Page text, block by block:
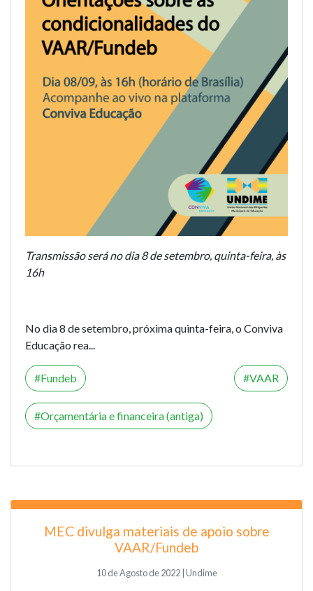
Transmissão será no dia 8 de setembro, quinta-feira, às
16h
No dia 8 de setembro, próxima quinta-feira, o Conviva
Educação rea...
Fundeb VAAR
Orçamentária e financeira (antiga)
MEC divulga materiais de apoio sobre
VAAR/Fundeb
10 de Agosto de 2022 | Undime